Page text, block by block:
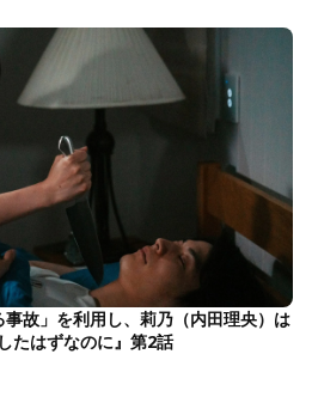
故」を利用し、莉乃（内田理央）は
たはずなのに』第2話